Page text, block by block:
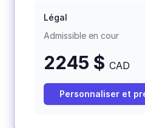
Légal
Admissible en cour
2245 $ CAD
Personnaliser et